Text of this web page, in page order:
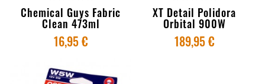
Chemical Guys Fabric
Clean 473ml
16,95 €
XT Detail Polidora
Orbital 900W
189,95 €